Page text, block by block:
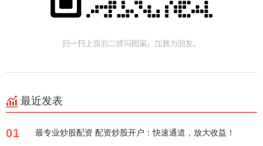
最近发表
01 最专业炒股配资 配资炒股开户：快速通道，放大收益！